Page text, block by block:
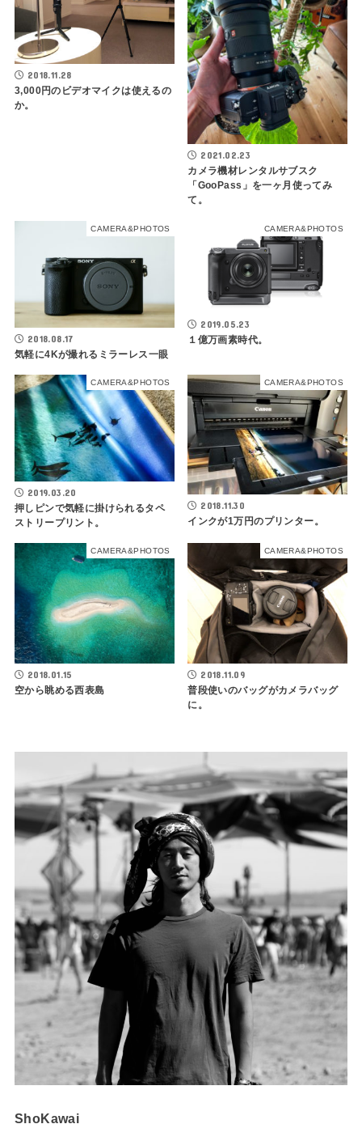
2018.11.28
3,000円のビデオマイクは使えるの
か。
2021.02.23
カメラ機材レンタルサブスク
「GooPass」を一ヶ月使ってみ
て。
CAMERA&PHOTOS
2018.08.17
気軽に4Kが撮れるミラーレス一眼
CAMERA&PHOTOS
2019.05.23
１億万画素時代。
CAMERA&PHOTOS
2019.03.20
押しピンで気軽に掛けられるタペ
ストリープリント。
CAMERA&PHOTOS
2018.11.30
インクが1万円のプリンター。
CAMERA&PHOTOS
2018.01.15
空から眺める西表島
CAMERA&PHOTOS
2018.11.09
普段使いのバッグがカメラバッグ
に。
ShoKawai